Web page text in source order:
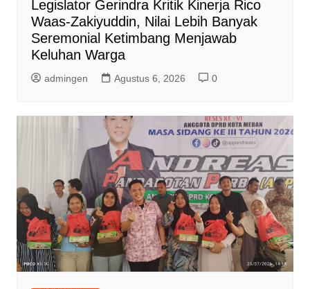
Legislator Gerindra Kritik Kinerja Rico
Waas-Zakiyuddin, Nilai Lebih Banyak
Seremonial Ketimbang Menjawab
Keluhan Warga
admingen Agustus 6, 2026 0